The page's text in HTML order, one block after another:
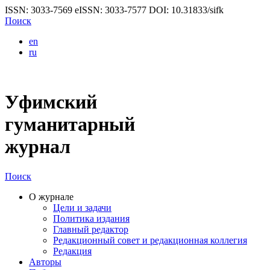
ISSN: 3033-7569 eISSN: 3033-7577 DOI: 10.31833/sifk
Поиск
en
ru
Уфимский
гуманитарный
журнал
Поиск
О журнале
Цели и задачи
Политика издания
Главный редактор
Редакционный совет и редакционная коллегия
Редакция
Авторы